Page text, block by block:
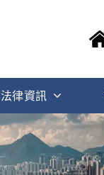
法律資訊